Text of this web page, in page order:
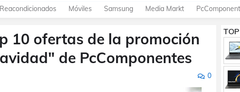
Reacondicionados Móviles Samsung Media Markt
10 ofertas de la promoción
de PcComponentes
0